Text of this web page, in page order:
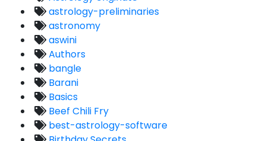
astrology-preliminaries
astronomy
aswini
Authors
bangle
Barani
Basics
Beef Chili Fry
best-astrology-software